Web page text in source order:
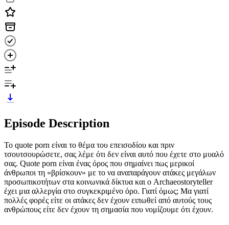
Episode Description
To quote porn είναι το θέμα του επεισοδίου και πριν
τσουτσουρώσετε, σας λέμε ότι δεν είναι αυτό που έχετε στο μυαλό
σας. Quote porn είναι ένας όρος που σημαίνει πως μερικοί
άνθρωποι τη «βρίσκουν» με το να αναπαράγουν ατάκες μεγάλων
προσωπικοτήτων στα κοινωνικά δίκτυα και ο Archaeostoryteller
έχει μια αλλεργία στο συγκεκριμένο όρο. Γιατί όμως; Μα γιατί
πολλές φορές είτε οι ατάκες δεν έχουν ειπωθεί από αυτούς τους
ανθρώπους είτε δεν έχουν τη σημασία που νομίζουμε ότι έχουν.